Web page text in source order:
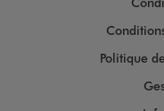
Politique